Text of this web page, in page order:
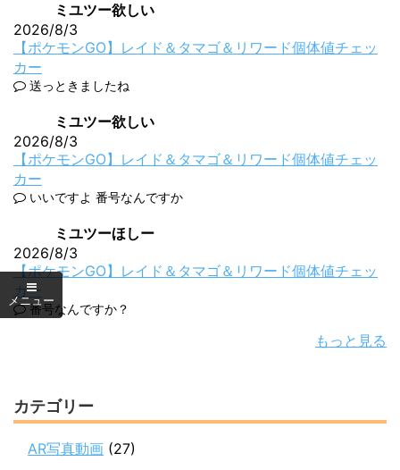
ミユツー欲しい
2026/8/3
【ポケモンGO】レイド＆タマゴ＆リワード個体値チェッ
カー
送っときましたね
ミユツー欲しい
2026/8/3
【ポケモンGO】レイド＆タマゴ＆リワード個体値チェッ
カー
いいですよ 番号なんですか
ミユツーほしー
2026/8/3
【ポケモンGO】レイド＆タマゴ＆リワード個体値チェッ
カー
番号なんですか？
もっと見る
カテゴリー
AR写真動画 (27)